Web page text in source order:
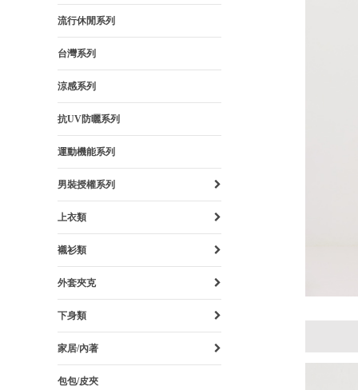
流行休閒系列
台灣系列
涼感系列
抗UV防曬系列
運動機能系列
男裝授權系列
上衣類
襯衫類
外套夾克
下身類
家居/內著
包包/皮夾